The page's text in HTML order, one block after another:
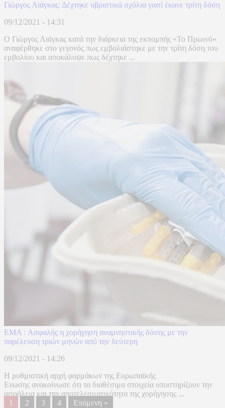
Γιώργος Λιάγκας: Δέχτηκε υβριστικά σχόλια γιατί έκανε τρίτη δόση
09/12/2021 - 14:31
Ο Γιώργος Λιάγκας κατά την διάρκεια της εκπομπής «Το Πρωινό»
αναφέρθηκε στο γεγονός πως εμβολιάστηκε με την τρίτη δόση του
εμβολίου και αποκάλυψε πως δέχτηκε ...
EMA : Ασφαλής η χορήγηση αναμνηστικής δόσης με την
παρέλευση τριών μηνών από την δεύτερη
09/12/2021 - 14:26
Η ρυθμιστική αρχή φαρμάκων της Ευρωπαϊκής
Ενωσης ανακοίνωσε ότι τα διαθέσιμα στοιχεία υποστηρίζουν την
ασφάλεια και την αποτελεσματικότητα της χορήγησης ...
1
2 3 4
Επόμενη »